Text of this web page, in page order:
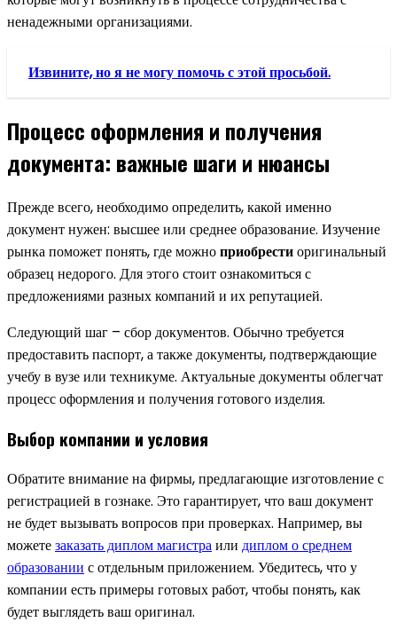
ненадежными организациями.
Извините, но я не могу помочь с этой просьбой.
Процесс оформления и получения
документа: важные шаги и нюансы
Прежде всего, необходимо определить, какой именно
документ нужен: высшее или среднее образование. Изучение
рынка поможет понять, где можноприобрестиоригинальный
образец недорого. Для этого стоит ознакомиться с
предложениями разных компаний и их репутацией.
Следующий шаг – сбор документов. Обычно требуется
предоставить паспорт, а также документы, подтверждающие
учебу в вузе или техникуме. Актуальные документы облегчат
процесс оформления и получения готового изделия.
Выбор компании и условия
Обратите внимание на фирмы, предлагающие изготовление с
регистрацией в гознаке. Это гарантирует, что ваш документ
не будет вызывать вопросов при проверках. Например, вы
можетезаказать диплом магистраили диплом о среднем
образовании с отдельным приложением. Убедитесь, что у
компании есть примеры готовых работ, чтобы понять, как
будет выглядеть ваш оригинал.